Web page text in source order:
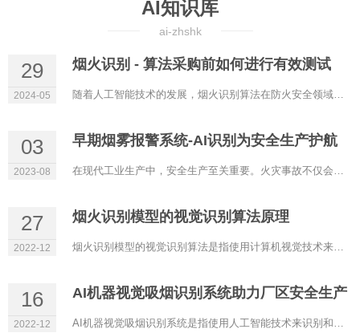
AI知识库
ai-zhshk
29
2024-05
烟火识别 - 算法采购前如何进行有效测试
03
2023-08
早期烟雾报警系统-AI识别为安全生产护航
27
2022-12
烟火识别模型的视觉识别算法原理
16
2022-12
AI机器视觉吸烟识别系统助力厂区安全生产